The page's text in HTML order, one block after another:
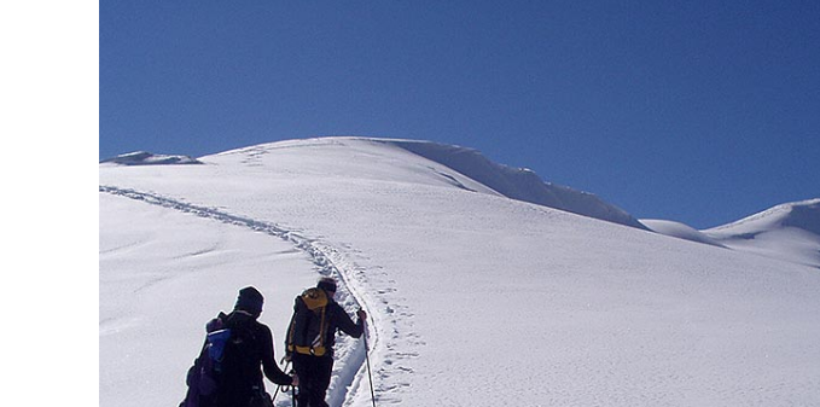
Gebirge:
von
Kondition (Tourdauer):
Suchbegriff: